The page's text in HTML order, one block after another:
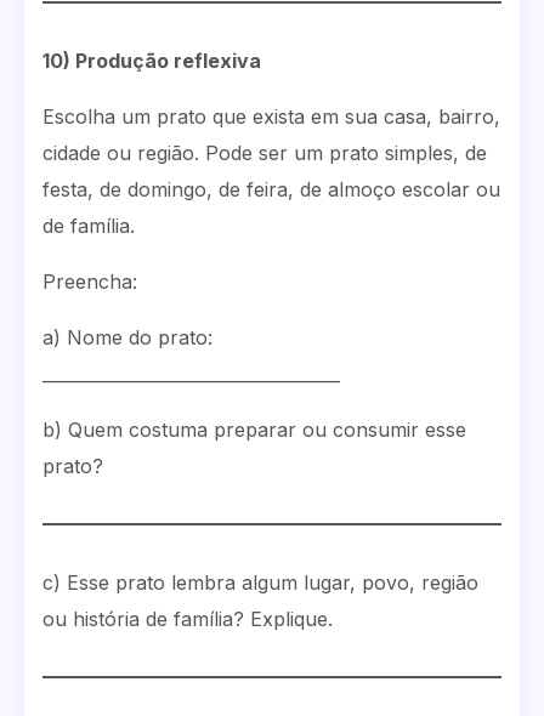
10) Produção reflexiva
Escolha um prato que exista em sua casa, bairro,
cidade ou região. Pode ser um prato simples, de
festa, de domingo, de feira, de almoço escolar ou
de família.
Preencha:
a) Nome do prato:
b) Quem costuma preparar ou consumir esse
prato?
c) Esse prato lembra algum lugar, povo, região
ou história de família? Explique.